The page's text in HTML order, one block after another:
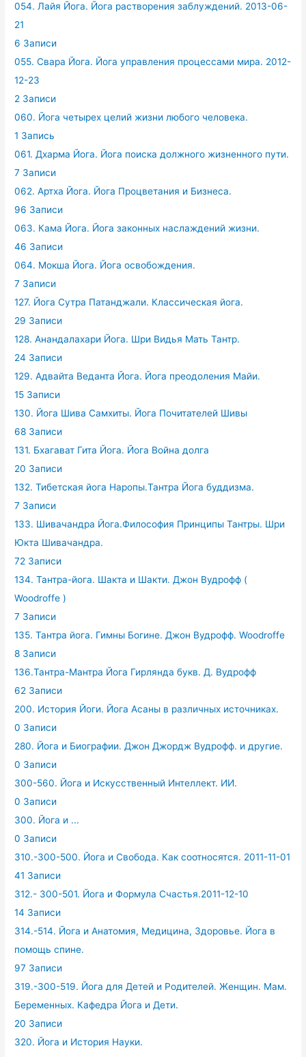
054. Лайя Йога. Йога растворения заблуждений. 2013-06-
21
6 Записи
055. Свара Йога. Йога управления процессами мира. 2012-
12-23
2 Записи
060. Йога четырех целий жизни любого человека.
1 Запись
061. Дхарма Йога. Йога поиска должного жизненного пути.
7 Записи
062. Артха Йога. Йога Процветания и Бизнеса.
96 Записи
063. Кама Йога. Йога законных наслаждений жизни.
46 Записи
064. Мокша Йога. Йога освобождения.
7 Записи
127. Йога Сутра Патанджали. Классическая йога.
29 Записи
128. Анандалахари Йога. Шри Видья Мать Тантр.
24 Записи
129. Адвайта Веданта Йога. Йога преодоления Майи.
15 Записи
130. Йога Шива Самхиты. Йога Почитателей Шивы
68 Записи
131. Бхагават Гита Йога. Йога Война долга
20 Записи
132. Тибетская йога Наропы.Тантра Йога буддизма.
7 Записи
133. Шивачандра Йога.Философия Принципы Тантры. Шри
Юкта Шивачандра.
72 Записи
134. Тантра-йога. Шакта и Шакти. Джон Вудрофф (
Woodroffe )
7 Записи
135. Тантра йога. Гимны Богине. Джон Вудрофф. Woodroffe
8 Записи
136.Тантра-Мантра Йога Гирлянда букв. Д. Вудрофф
62 Записи
200. История Йоги. Йога Асаны в различных источниках.
0 Записи
280. Йога и Биографии. Джон Джордж Вудрофф. и другие.
0 Записи
300-560. Йога и Искусственный Интеллект. ИИ.
0 Записи
300. Йога и ...
0 Записи
310.-300-500. Йога и Свобода. Как соотносятся. 2011-11-01
41 Записи
312.- 300-501. Йога и Формула Счастья.2011-12-10
14 Записи
314.-514. Йога и Анатомия, Медицина, Здоровье. Йога в
помощь спине.
97 Записи
319.-300-519. Йога для Детей и Родителей. Женщин. Мам.
Беременных. Кафедра Йога и Дети.
20 Записи
320. Йога и История Науки.